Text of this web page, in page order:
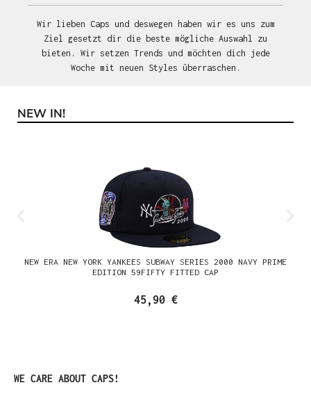
Wir lieben Caps und deswegen haben wir es uns zum
Ziel gesetzt dir die beste mögliche Auswahl zu
bieten. Wir setzen Trends und möchten dich jede
Woche mit neuen Styles überraschen.
Produktgalerie überspringen
NEW IN!
NEW ERA NEW YORK YANKEES SUBWAY SERIES 2000 NAVY PRIME
EDITION 59FIFTY FITTED CAP
45,90 €
Produktgalerie überspringen
WE CARE ABOUT CAPS!